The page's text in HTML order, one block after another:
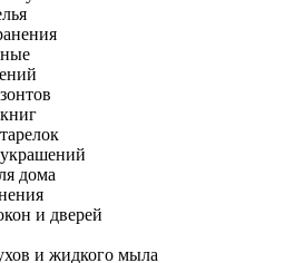
дома
и дверей
и жидкого мыла